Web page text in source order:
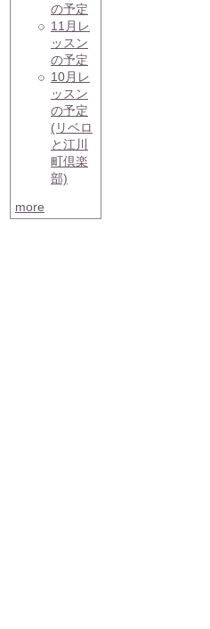
の予定
11月レ
ッスン
の予定
10月レ
ッスン
の予定
(リベロ
と江川
町倶楽
部)
more